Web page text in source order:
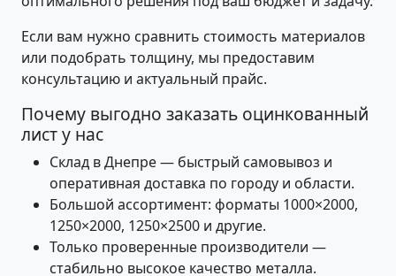
Если вам нужно сравнить стоимость материалов
или подобрать толщину, мы предоставим
консультацию и актуальный прайс.
Почему выгодно заказать оцинкованный
лист у нас
Склад в Днепре — быстрый самовывоз и
оперативная доставка по городу и области.
Большой ассортимент: форматы 1000×2000,
1250×2000, 1250×2500 и другие.
Только проверенные производители —
стабильно высокое качество металла.